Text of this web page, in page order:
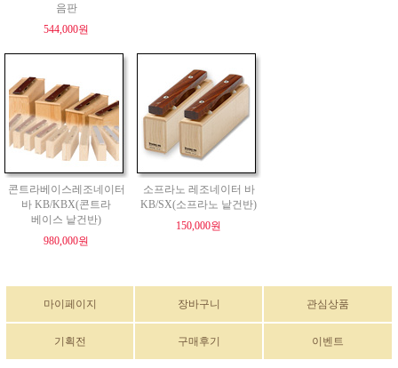
음판
544,000원
콘트라베이스레조네이터
바 KB/KBX(콘트라
베이스 낱건반)
980,000원
소프라노 레조네이터 바
KB/SX(소프라노 낱건반)
150,000원
마이페이지 장바구니 관심상품
기획전 구매후기 이벤트